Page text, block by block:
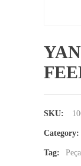
SKU:
Category:
Tag: